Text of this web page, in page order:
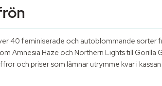
40 feminiserade och autoblommande sorter
Amnesia Haze och Northern Lights till
och priser som lämnar utrymme kvar i